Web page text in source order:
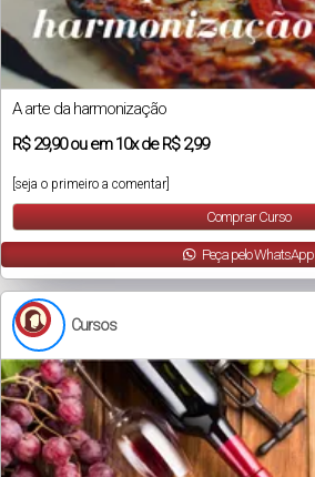
A arte da harmonização
R$29,90ou em10xde R$ 2,99
[seja o primeiro a comentar]
Comprar Curso
Peça pelo WhatsApp
Cursos